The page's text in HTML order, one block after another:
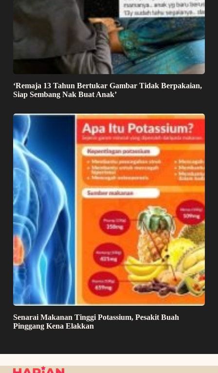
‘Remaja 13 Tahun Bertukar Gambar Tidak Berpakaian,
Siap Sembang Nak Buat Anak’
Senarai Makanan Tinggi Potassium, Pesakit Buah
Pinggang Kena Elakkan